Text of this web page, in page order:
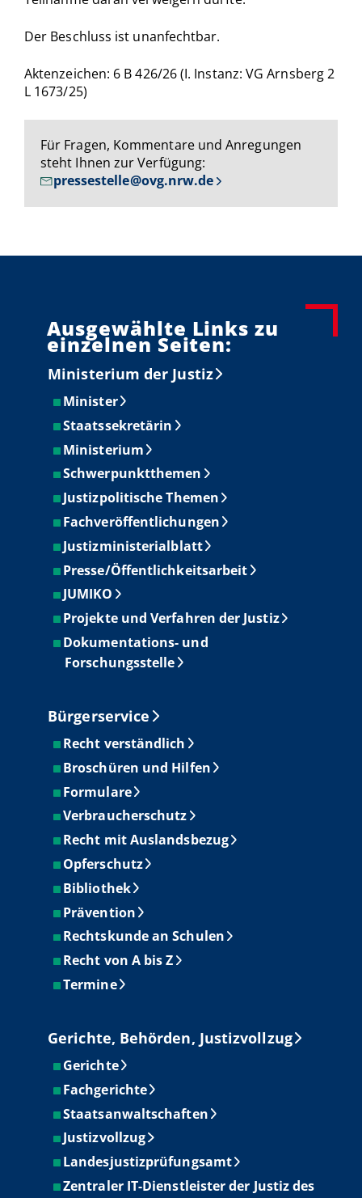
Der Beschluss ist unanfechtbar.
Aktenzeichen: 6 B 426/26 (I. Instanz: VG Arnsberg 2
L 1673/25)
Für Fragen, Kommentare und Anregungen
steht Ihnen zur Verfügung:
pressestelle@ovg.nrw.de
Ausgewählte Links zu
einzelnen Seiten:
Ministerium der Justiz
Minister
Staatssekretärin
Ministerium
Schwerpunktthemen
Justizpolitische Themen
Fachveröffentlichungen
Justizministerialblatt
Presse/Öffentlichkeitsarbeit
JUMIKO
Projekte und Verfahren der Justiz
Dokumentations- und
Forschungsstelle
Bürgerservice
Recht verständlich
Broschüren und Hilfen
Formulare
Verbraucherschutz
Recht mit Auslandsbezug
Opferschutz
Bibliothek
Prävention
Rechtskunde an Schulen
Recht von A bis Z
Termine
Gerichte, Behörden, Justizvollzug
Gerichte
Fachgerichte
Staatsanwaltschaften
Justizvollzug
Landesjustizprüfungsamt
Zentraler IT-Dienstleister der Justiz des